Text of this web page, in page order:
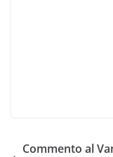
Commento al